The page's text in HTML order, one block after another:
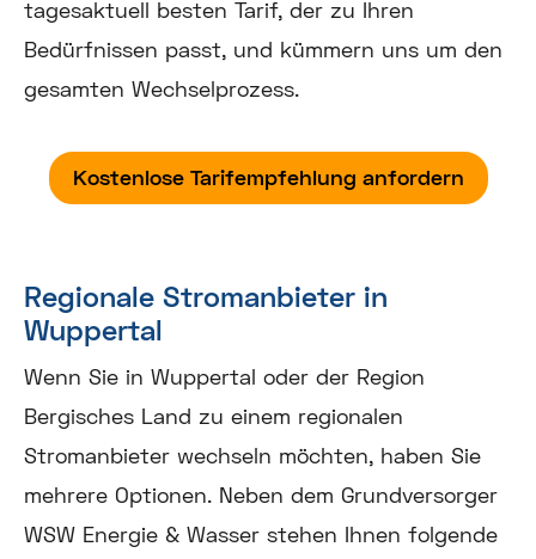
tagesaktuell besten Tarif, der zu Ihren
Bedürfnissen passt, und kümmern uns um den
gesamten Wechselprozess.
Kostenlose Tarifempfehlung anfordern
Regionale Stromanbieter in
Wuppertal
Wenn Sie in Wuppertal oder der Region
Bergisches Land zu einem regionalen
Stromanbieter wechseln möchten, haben Sie
mehrere Optionen. Neben dem Grundversorger
WSW Energie & Wasser stehen Ihnen folgende